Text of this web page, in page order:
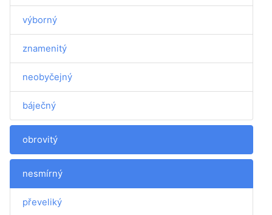
výborný
znamenitý
neobyčejný
báječný
obrovitý
nesmírný
převeliký